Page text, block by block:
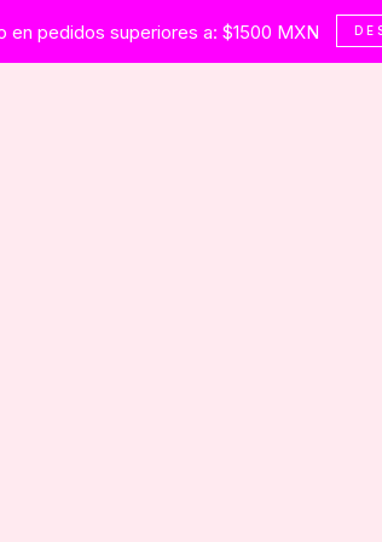
en pedidos superiores a: $1500 MXN